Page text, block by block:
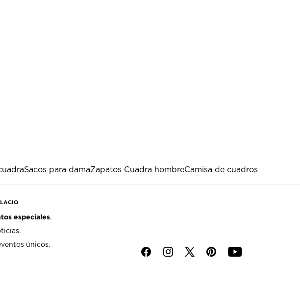
Sacos para damaZapatos Cuadra hombreCamisa de cuadros
especiales.
únicos.
f i p y